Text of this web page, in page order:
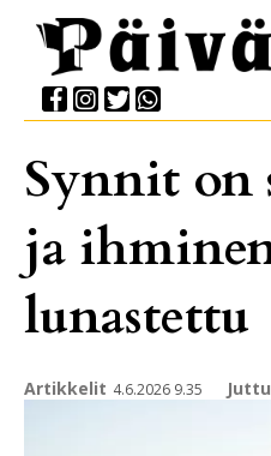
Synnit on
ja
lunastettu
Artikkelit 4.6.2026 9.35